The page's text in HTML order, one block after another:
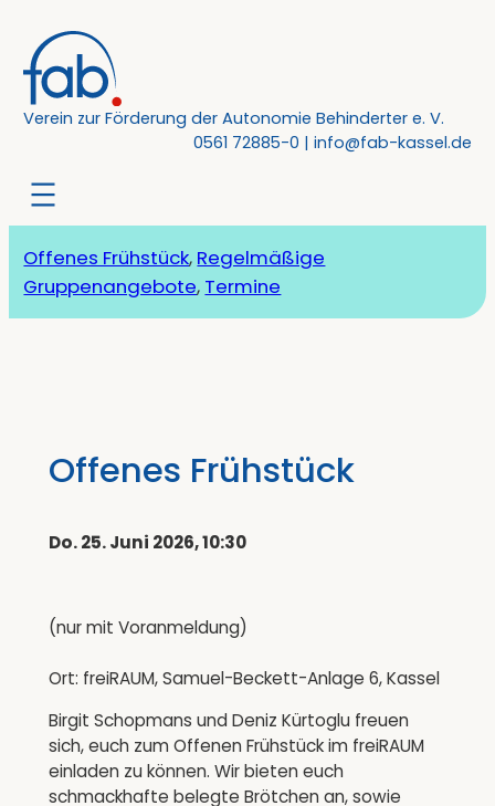
Inhalt
springen
Verein zur Förderung der Autonomie Behinderter e. V.
0561 72885-0 | info@fab-kassel.de
Offenes Frühstück, Regelmäßige
Gruppenangebote, Termine
Offenes Frühstück
Do. 25. Juni 2026, 10:30
(nur mit Voranmeldung)
Ort: freiRAUM, Samuel-Beckett-Anlage 6, Kassel
Birgit Schopmans und Deniz Kürtoglu freuen
sich, euch zum Offenen Frühstück im freiRAUM
einladen zu können. Wir bieten euch
schmackhafte belegte Brötchen an, sowie